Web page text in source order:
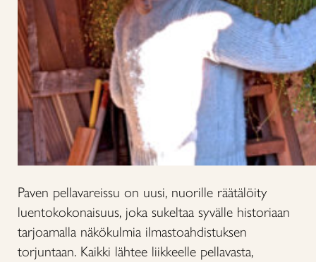
Paven pellavareissu on uusi, nuorille räätälöity
luentokokonaisuus, joka sukeltaa syvälle historiaan
tarjoamalla näkökulmia ilmastoahdistuksen
torjuntaan. Kaikki lähtee liikkeelle pellavasta,